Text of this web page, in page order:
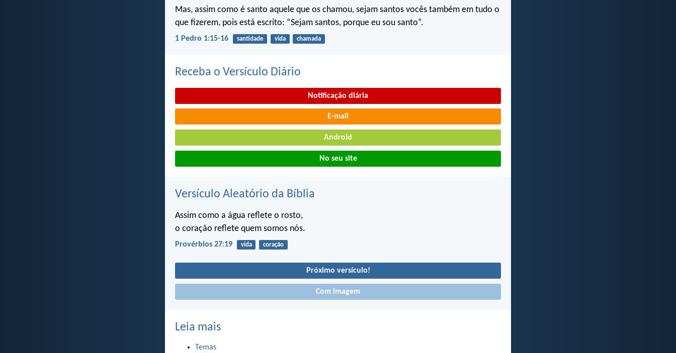
Mas, assim como é santo aquele que os chamou, sejam santos vocês também em tudo o
que fizerem, pois está escrito: “Sejam santos, porque eu sou santo”.
1 Pedro 1:15-16 santidade vida chamada
Receba o Versículo Diário
Notificação diária
E-mail
Android
No seu site
Versículo Aleatório da Bíblia
Assim como a água reflete o rosto,
o coração reflete quem somos nós.
Provérbios 27:19 vida coração
Próximo versículo!
Com imagem
Leia mais
Temas